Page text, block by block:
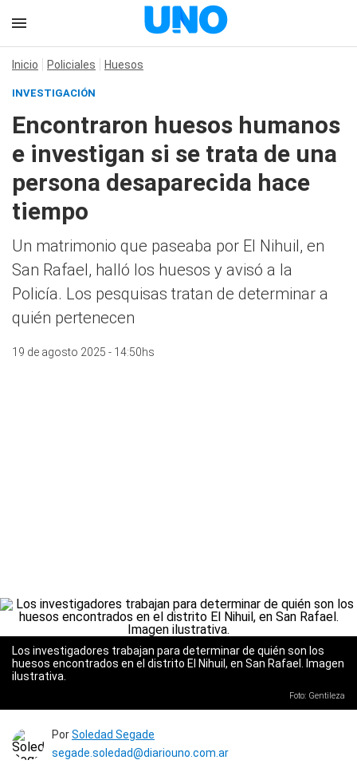
Inicio Policiales Huesos
INVESTIGACIÓN
Encontraron huesos humanos
e investigan si se trata de una
persona desaparecida hace
tiempo
Un matrimonio que paseaba por El Nihuil, en
San Rafael, halló los huesos y avisó a la
Policía. Los pesquisas tratan de determinar a
quién pertenecen
19 de agosto 2025 - 14:50hs
Los investigadores trabajan para determinar de quién son los
huesos encontrados en el distrito El Nihuil, en San Rafael. Imagen
ilustrativa.
Foto: Gentileza
PorSoledad Segade
segade.soledad@diariouno.com.ar